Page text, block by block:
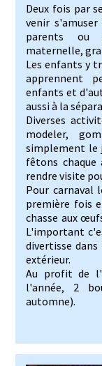
Deux fois par
venir
parents ou
maternelle,
Les enfants y
apprennent
enfants et
aussi à la
Diverses
modeler,
simplement le
fêtons chaque
rendre visite
Pour carnaval
première fois
chasse aux
L'important
divertisse
extérieur.
Au profit de
l'année, 2
automne).